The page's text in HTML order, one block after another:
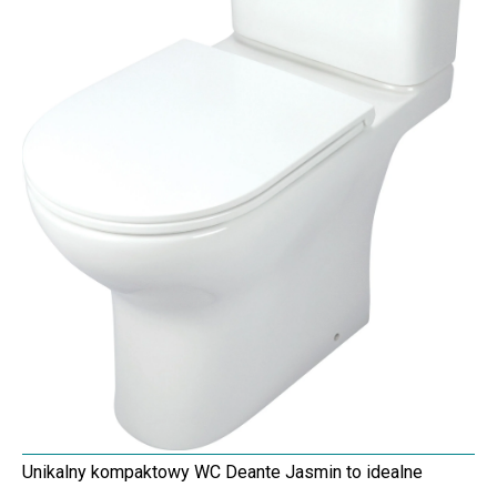
Unikalny kompaktowy WC Deante Jasmin to idealne